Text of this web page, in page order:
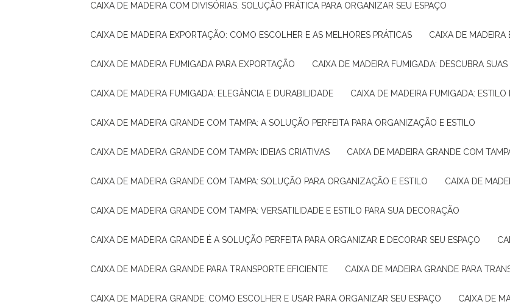
CAIXA DE MADEIRA COM DIVISÓRIAS: SOLUÇÃO PRÁTICA PARA ORGANIZAR SEU ESPAÇO
CAIXA DE MADEIRA EXPORTAÇÃO: COMO ESCOLHER E AS MELHORES PRÁTICAS CAIXA DE
CAIXA DE MADEIRA FUMIGADA PARA EXPORTAÇÃO CAIXA DE MADEIRA FUMIGADA: DESCUBRA
CAIXA DE MADEIRA FUMIGADA: ELEGÂNCIA E DURABILIDADE CAIXA DE MADEIRA FUMIGADA:
CAIXA DE MADEIRA GRANDE COM TAMPA: A SOLUÇÃO PERFEITA PARA ORGANIZAÇÃO E ESTILO
CAIXA DE MADEIRA GRANDE COM TAMPA: IDEIAS CRIATIVAS CAIXA DE MADEIRA GRANDE COM
CAIXA DE MADEIRA GRANDE COM TAMPA: SOLUÇÃO PARA ORGANIZAÇÃO E ESTILO CAIXA DE
CAIXA DE MADEIRA GRANDE COM TAMPA: VERSATILIDADE E ESTILO PARA SUA DECORAÇÃO
CAIXA DE MADEIRA GRANDE É A SOLUÇÃO PERFEITA PARA ORGANIZAR E DECORAR SEU ESPAÇO
CAIXA DE MADEIRA GRANDE PARA TRANSPORTE EFICIENTE CAIXA DE MADEIRA GRANDE PARA
CAIXA DE MADEIRA GRANDE: COMO ESCOLHER E USAR PARA ORGANIZAR SEU ESPAÇO CAIXA DE